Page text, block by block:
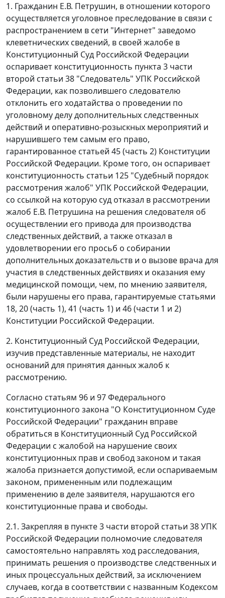
1. Гражданин Е.В. Петрушин, в отношении которого
осуществляется уголовное преследование в связи с
распространением в сети "Интернет" заведомо
клеветнических сведений, в своей жалобе в
Конституционный Суд Российской Федерации
оспаривает конституционность пункта 3 части
второй статьи 38 "Следователь" УПК Российской
Федерации, как позволившего следователю
отклонить его ходатайства о проведении по
уголовному делу дополнительных следственных
действий и оперативно-розыскных мероприятий и
нарушившего тем самым его право,
гарантированное статьей 45 (часть 2) Конституции
Российской Федерации. Кроме того, он оспаривает
конституционность статьи 125 "Судебный порядок
рассмотрения жалоб" УПК Российской Федерации,
со ссылкой на которую суд отказал в рассмотрении
жалоб Е.В. Петрушина на решения следователя об
осуществлении его привода для производства
следственных действий, а также отказал в
удовлетворении его просьб о собирании
дополнительных доказательств и о вызове врача для
участия в следственных действиях и оказания ему
медицинской помощи, чем, по мнению заявителя,
были нарушены его права, гарантируемые статьями
18, 20 (часть 1), 41 (часть 1) и 46 (части 1 и 2)
Конституции Российской Федерации.
2. Конституционный Суд Российской Федерации,
изучив представленные материалы, не находит
оснований для принятия данных жалоб к
рассмотрению.
Согласно статьям 96 и 97Федерального
конституционного закона "О Конституционном Суде
Российской Федерации" гражданин вправе
обратиться в Конституционный Суд Российской
Федерации с жалобой на нарушение своих
конституционных прав и свобод законом и такая
жалоба признается допустимой, если оспариваемым
законом, примененным или подлежащим
применению в деле заявителя, нарушаются его
конституционные права и свободы.
2.1. Закрепляя в пункте 3 части второй статьи 38УПК
Российской Федерации полномочие следователя
самостоятельно направлять ход расследования,
принимать решения о производстве следственных и
иных процессуальных действий, за исключением
случаев, когда в соответствии с названным Кодексом